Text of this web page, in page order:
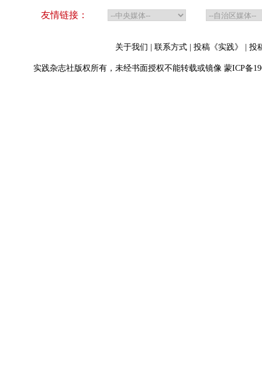
友情链接：
关于我们 联系方式 投稿《实践》 投
实践杂志社版权所有，未经书面授权不能转载或镜像 蒙ICP备